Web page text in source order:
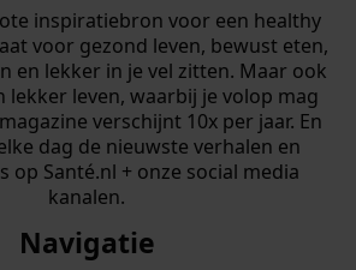
inspiratiebron voor een healthy
voor gezond leven, bewust eten,
en lekker in je vel zitten. Maar ook
lekker leven, waarbij je volop mag
verschijnt 10x per jaar. En
dag de nieuwste verhalen en
op Santé.nl + onze social media
kanalen.
Navigatie